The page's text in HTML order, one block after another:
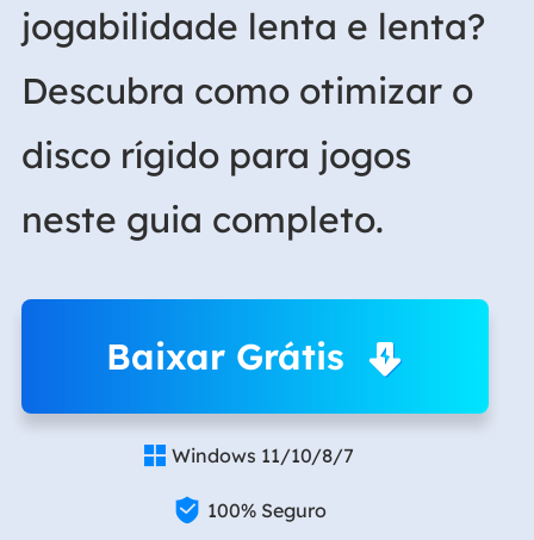
jogabilidade lenta e lenta?
Descubra como otimizar o
disco rígido para jogos
neste guia completo.
Baixar Grátis
 Windows 11/10/8/7
 100% Seguro